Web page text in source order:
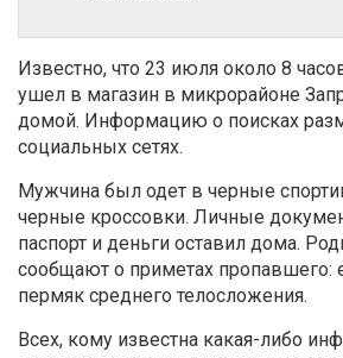
Известно, что 23 июля около 8
ушел в магазин в микрорайоне
домой. Информацию о поисках
социальных сетях.
Мужчина был одет в черные
черные кроссовки. Личные
паспорт и деньги оставил дома.
сообщают о приметах пропавшего:
пермяк среднего телосложения.
Всех, кому известна какая-либо